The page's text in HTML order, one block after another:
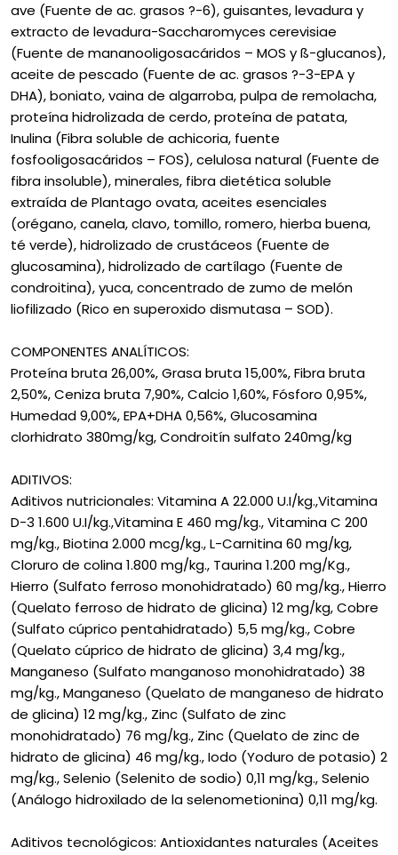
ave (Fuente de ac. grasos ?-6), guisantes, levadura y
extracto de levadura-Saccharomyces cerevisiae
(Fuente de mananooligosacáridos – MOS y ß-glucanos),
aceite de pescado (Fuente de ac. grasos ?-3-EPA y
DHA), boniato, vaina de algarroba, pulpa de remolacha,
proteína hidrolizada de cerdo, proteína de patata,
Inulina (Fibra soluble de achicoria, fuente
fosfooligosacáridos – FOS), celulosa natural (Fuente de
fibra insoluble), minerales, fibra dietética soluble
extraída de Plantago ovata, aceites esenciales
(orégano, canela, clavo, tomillo, romero, hierba buena,
té verde), hidrolizado de crustáceos (Fuente de
glucosamina), hidrolizado de cartílago (Fuente de
condroitina), yuca, concentrado de zumo de melón
liofilizado (Rico en superoxido dismutasa – SOD).
COMPONENTES ANALÍTICOS:
Proteína bruta 26,00%, Grasa bruta 15,00%, Fibra bruta
2,50%, Ceniza bruta 7,90%, Calcio 1,60%, Fósforo 0,95%,
Humedad 9,00%, EPA+DHA 0,56%, Glucosamina
clorhidrato 380mg/kg, Condroitín sulfato 240mg/kg
ADITIVOS:
Aditivos nutricionales: Vitamina A 22.000 U.I/kg.,Vitamina
D-3 1.600 U.I/kg.,Vitamina E 460 mg/kg., Vitamina C 200
mg/kg., Biotina 2.000 mcg/kg., L-Carnitina 60 mg/kg,
Cloruro de colina 1.800 mg/kg., Taurina 1.200 mg/Kg.,
Hierro (Sulfato ferroso monohidratado) 60 mg/kg., Hierro
(Quelato ferroso de hidrato de glicina) 12 mg/kg, Cobre
(Sulfato cúprico pentahidratado) 5,5 mg/kg., Cobre
(Quelato cúprico de hidrato de glicina) 3,4 mg/kg.,
Manganeso (Sulfato manganoso monohidratado) 38
mg/kg., Manganeso (Quelato de manganeso de hidrato
de glicina) 12 mg/kg., Zinc (Sulfato de zinc
monohidratado) 76 mg/kg., Zinc (Quelato de zinc de
hidrato de glicina) 46 mg/kg., Iodo (Yoduro de potasio) 2
mg/kg., Selenio (Selenito de sodio) 0,11 mg/kg., Selenio
(Análogo hidroxilado de la selenometionina) 0,11 mg/kg.
Aditivos tecnológicos: Antioxidantes naturales (Aceites